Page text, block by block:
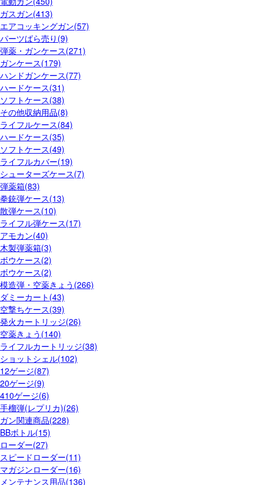
ガスガン(413)
エアコッキングガン(57)
パーツばら売り(9)
弾薬・ガンケース(271)
ガンケース(179)
ハンドガンケース(77)
ハードケース(31)
ソフトケース(38)
その他収納用品(8)
ライフルケース(84)
ハードケース(35)
ソフトケース(49)
ライフルカバー(19)
シューターズケース(7)
弾薬箱(83)
拳銃弾ケース(13)
散弾ケース(10)
ライフル弾ケース(17)
アモカン(40)
木製弾薬箱(3)
ボウケース(2)
ボウケース(2)
模造弾・空薬きょう(266)
ダミーカート(43)
空撃ちケース(39)
発火カートリッジ(26)
空薬きょう(140)
ライフルカートリッジ(38)
ショットシェル(102)
12ゲージ(87)
20ゲージ(9)
410ゲージ(6)
手榴弾(レプリカ)(26)
ガン関連商品(228)
BBボトル(15)
ローダー(27)
スピードローダー(11)
マガジンローダー(16)
メンテナンス用品(136)